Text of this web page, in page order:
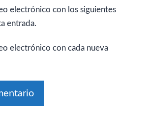
electrónico con los siguientes
entrada.
electrónico con cada nueva